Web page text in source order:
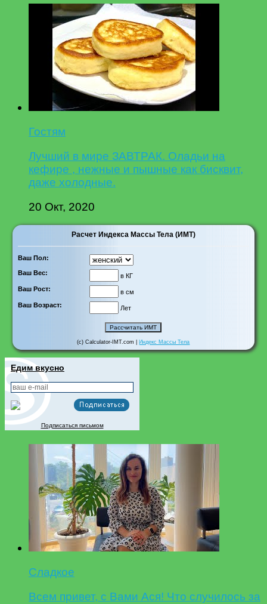
Гостям
Лучший в мире ЗАВТРАК. Оладьи на
кефире , нежные и пышные как бисквит,
даже холодные.
20 Окт, 2020
Расчет Индекса Массы Тела (ИМТ)
Ваш Пол:
Ваш Вес:
в КГ
Ваш Рост:
в см
Ваш Возраст:
Лет
(c) Calculator-IMT.com | Индекс Массы Тела
Едим вкусно
Подписаться письмом
Сладкое
Всем привет, с Вами Ася! Что случилось за